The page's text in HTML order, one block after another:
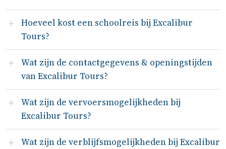
Hoeveel kost een schoolreis bij Excalibur
Tours?
Wat zijn de contactgegevens & openingstijden
van Excalibur Tours?
Wat zijn de vervoersmogelijkheden bij
Excalibur Tours?
Wat zijn de verblijfsmogelijkheden bij Excalibur